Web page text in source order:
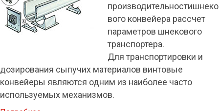
производительностишнеко
вого конвейера рассчет
параметров шнекового
транспортера.
Для транспортировки и
дозирования сыпучих материалов винтовые
конвейеры являются одним из наиболее часто
используемых механизмов.